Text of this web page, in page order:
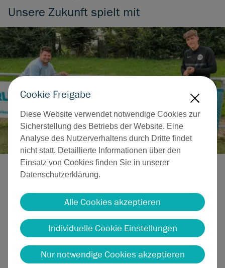
X
Cookie Freigabe
Diese Website verwendet notwendige Cookies zur
Sicherstellung des Betriebs der Website. Eine
Analyse des Nutzerverhaltens durch Dritte findet
nicht statt. Detaillierte Informationen über den
Einsatz von Cookies finden Sie in unserer
Datenschutzerklärung.
Alle Cookies akzeptieren
Individuelle Cookie Einstellungen
Nur notwendige Cookies akzeptieren
Unsere Zukunft spielt mit
sondern auch vor Ort. Seit 2023 unterstützen wir mit
Begeisterung die Nachwuchsarbeit desFC Emmendingen
Unsere Partnerschaft zeigt sich unter anderem im
Trikotsponsoring der A-Junioren und unserer Präsenz am
Spielfeldrand.